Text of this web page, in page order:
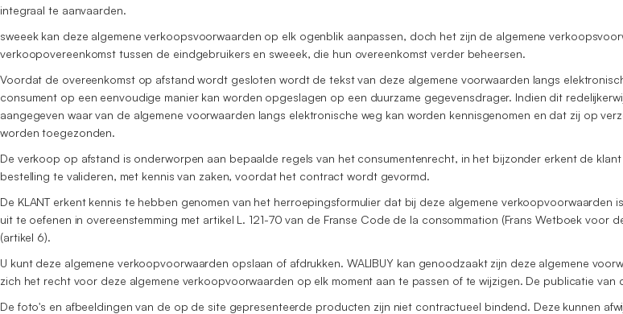
integraal te aanvaarden.
sweeek kan deze algemene verkoopsvoorwaarden op elk ogenblik aanpassen, doch het zijn de algemene
verkoopovereenkomst tussen de eindgebruikers en sweeek, die hun overeenkomst verder beheersen.
Voordat de overeenkomst op afstand wordt gesloten wordt de tekst van deze algemene voorwaarden langs
consument op een eenvoudige manier kan worden opgeslagen op een duurzame gegevensdrager. Indien dit
aangegeven waar van de algemene voorwaarden langs elektronische weg kan worden kennisgenomen en dat zij op
worden toegezonden.
De verkoop op afstand is onderworpen aan bepaalde regels van het consumentenrecht, in het bijzonder erkent de
bestelling te valideren, met kennis van zaken, voordat het contract wordt gevormd.
De KLANT erkent kennis te hebben genomen van het herroepingsformulier dat bij deze algemene
uit te oefenen in overeenstemming met artikel L. 121-70 van de Franse Code de la consommation (Frans Wetboek
(artikel 6).
U kunt deze algemene verkoopvoorwaarden opslaan of afdrukken. WALIBUY kan genoodzaakt zijn deze algemene
zich het recht voor deze algemene verkoopvoorwaarden op elk moment aan te passen of te wijzigen. De publicatie
De foto's en afbeeldingen van de op de site gepresenteerde producten zijn niet contractueel bindend. Deze kunnen